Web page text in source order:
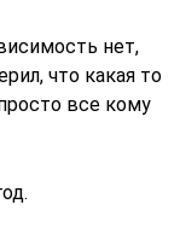
нет,
что какая то
все кому